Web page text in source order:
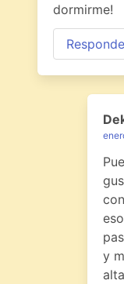
dormirme!
y